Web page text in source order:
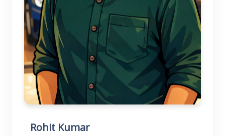
Rohit Kumar